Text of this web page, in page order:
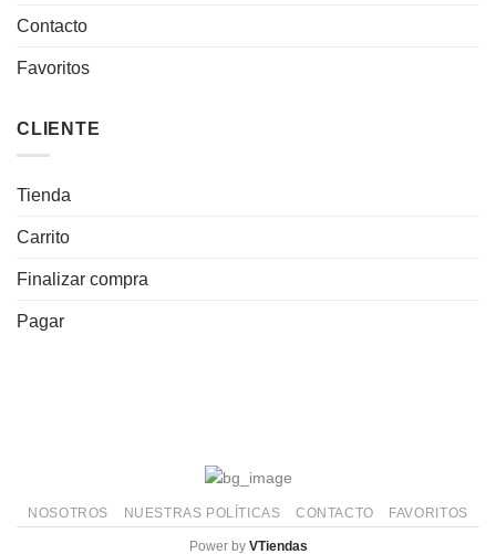
Contacto
Favoritos
CLIENTE
Tienda
Carrito
Finalizar compra
Pagar
NOSOTROS NUESTRAS POLÍTICAS CONTACTO FAVORITOS
Power by VTiendas